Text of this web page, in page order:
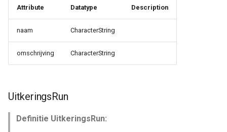
Attribute Datatype Description
naam CharacterString
omschrijving CharacterString
UitkeringsRun
Definitie UitkeringsRun: